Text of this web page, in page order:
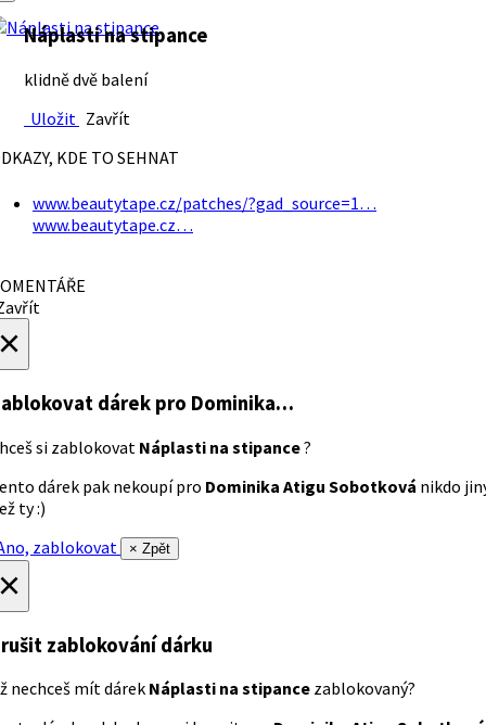
Náplasti na stipance
klidně dvě balení
Uložit Zavřít
KDE TO SEHNAT
www.beautytape.cz/patches/?gad_source=1…
www.beautytape.cz…
dárek pro Dominika…
si zablokovat Náplasti na stipance?
dárek pak nekoupí pro Dominika Atigu Sobotková nikdo
ty :)
zablokovat
× Zpět
zablokování dárku
nechceš mít dárek Náplasti na stipance zablokovaný?